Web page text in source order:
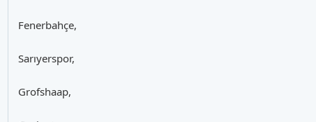
Fenerbahçe,
Sarıyerspor,
Grofshaap,